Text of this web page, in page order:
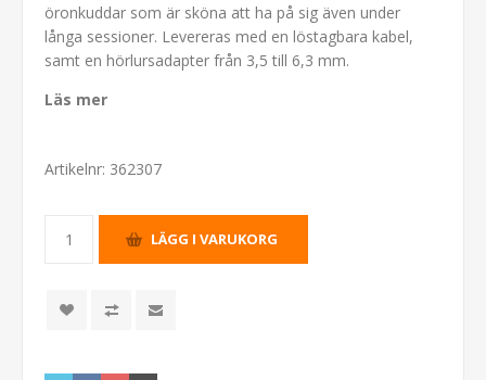
öronkuddar som är sköna att ha på sig även under
långa sessioner. Levereras med en löstagbara kabel,
samt en hörlursadapter från 3,5 till 6,3 mm.
Läs mer
Artikelnr: 362307